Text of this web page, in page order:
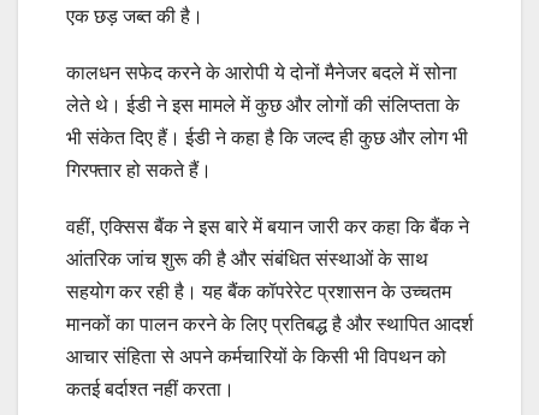
एक छड़ जब्त की है।
कालधन सफेद करने के आरोपी ये दोनों मैनेजर बदले में सोना
लेते थे। ईडी ने इस मामले में कुछ और लोगों की संलिप्तता के
भी संकेत दिए हैं। ईडी ने कहा है कि जल्द ही कुछ और लोग भी
गिरफ्तार हो सकते हैं।
वहीं, एक्सिस बैंक ने इस बारे में बयान जारी कर कहा कि बैंक ने
आंतरिक जांच शुरू की है और संबंधित संस्थाओं के साथ
सहयोग कर रही है। यह बैंक कॉपरेरेट प्रशासन के उच्चतम
मानकों का पालन करने के लिए प्रतिबद्ध है और स्थापित आदर्श
आचार संहिता से अपने कर्मचारियों के किसी भी विपथन को
कतई बर्दाश्त नहीं करता।